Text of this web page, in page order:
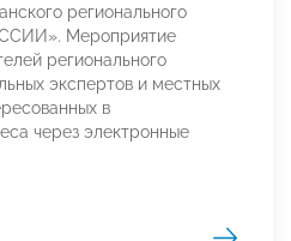
регионального
Мероприятие
регионального
экспертов и местных
в
через электронные